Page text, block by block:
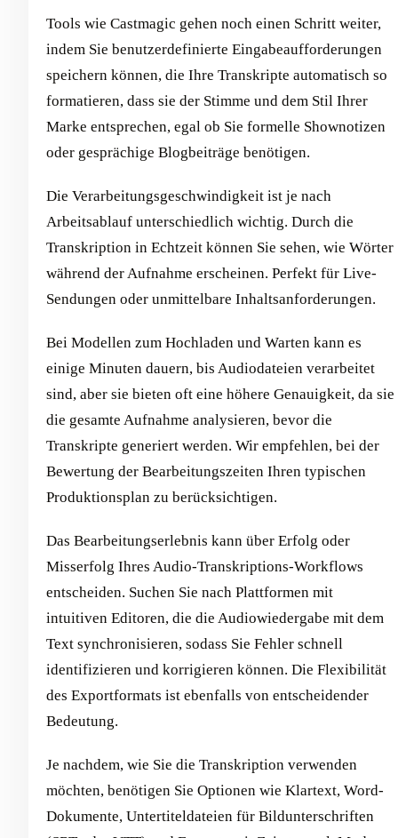
Tools wie Castmagic gehen noch einen Schritt weiter,
indem Sie benutzerdefinierte Eingabeaufforderungen
speichern können, die Ihre Transkripte automatisch so
formatieren, dass sie der Stimme und dem Stil Ihrer
Marke entsprechen, egal ob Sie formelle Shownotizen
oder gesprächige Blogbeiträge benötigen.
Die Verarbeitungsgeschwindigkeit ist je nach
Arbeitsablauf unterschiedlich wichtig. Durch die
Transkription in Echtzeit können Sie sehen, wie Wörter
während der Aufnahme erscheinen. Perfekt für Live-
Sendungen oder unmittelbare Inhaltsanforderungen.
Bei Modellen zum Hochladen und Warten kann es
einige Minuten dauern, bis Audiodateien verarbeitet
sind, aber sie bieten oft eine höhere Genauigkeit, da sie
die gesamte Aufnahme analysieren, bevor die
Transkripte generiert werden. Wir empfehlen, bei der
Bewertung der Bearbeitungszeiten Ihren typischen
Produktionsplan zu berücksichtigen.
Das Bearbeitungserlebnis kann über Erfolg oder
Misserfolg Ihres Audio-Transkriptions-Workflows
entscheiden. Suchen Sie nach Plattformen mit
intuitiven Editoren, die die Audiowiedergabe mit dem
Text synchronisieren, sodass Sie Fehler schnell
identifizieren und korrigieren können. Die Flexibilität
des Exportformats ist ebenfalls von entscheidender
Bedeutung.
Je nachdem, wie Sie die Transkription verwenden
möchten, benötigen Sie Optionen wie Klartext, Word-
Dokumente, Untertiteldateien für Bildunterschriften